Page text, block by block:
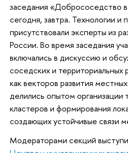
заседания «Добрососедство
сегодня, завтра. Технологии и
присутствовали эксперты из
России. Во время заседания
включались в дискуссию и
соседских и территориальных
как векторов развития
делились опытом организации
кластеров и формирования
создающих устойчивые связи
Модераторами секций